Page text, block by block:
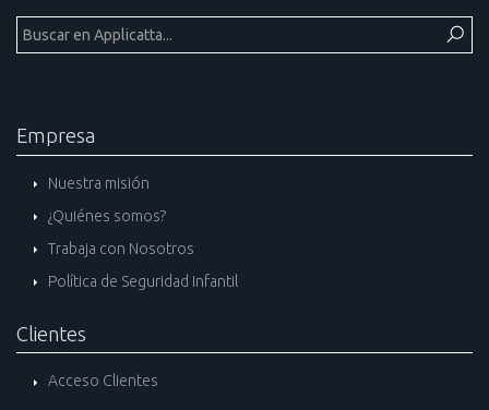
Empresa
Nuestra misión
¿Quiénes somos?
Trabaja con Nosotros
Política de Seguridad Infantil
Clientes
Acceso Clientes